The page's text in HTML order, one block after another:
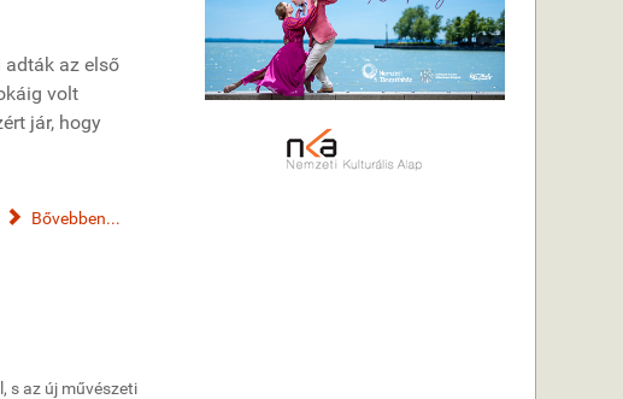
adták az első
volt
jár, hogy
Bővebben...
s az új művészeti